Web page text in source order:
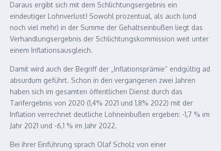
Daraus ergibt sich mit dem Schlichtungsergebnis ein
eindeutiger Lohnverlust! Sowohl prozentual, als auch (und
noch viel mehr) in der Summe der Gehaltseinbußen liegt das
Verhandlungsergebnis der Schlichtungskommission weit unter
einem Inflationsausgleich.
Damit wird auch der Begriff der „Inflationsprämie“ endgültig ad
absurdum geführt. Schon in den vergangenen zwei Jahren
haben sich im gesamten öffentlichen Dienst durch das
Tarifergebnis von 2020 (1,4% 2021 und 1,8% 2022) mit der
Inflation verrechnet deutliche Lohneinbußen ergeben: -1,7 % im
Jahr 2021 und -6,1 % im Jahr 2022.
Bei ihrer Einführung sprach Olaf Scholz von einer